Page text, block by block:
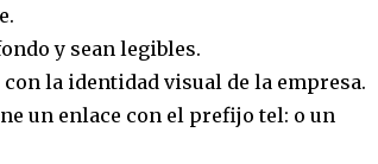
y sean legibles.
la identidad visual de la empresa.
un enlace con el prefijo tel: o un